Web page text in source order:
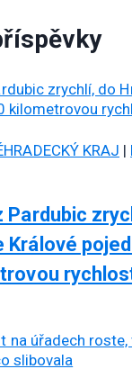
KRAJ |
Pardubic
Králové